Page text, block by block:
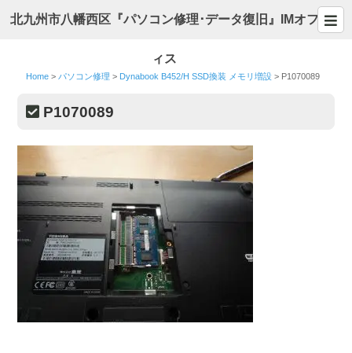
北九州市八幡西区『パソコン修理･データ復旧』IMオフ
ィス
Home > パソコン修理 > Dynabook B452/H SSD換装 メモリ増設 > P1070089
P1070089